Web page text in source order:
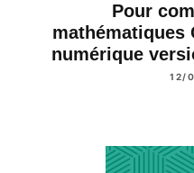
Pour
mathématiques
numérique
12/